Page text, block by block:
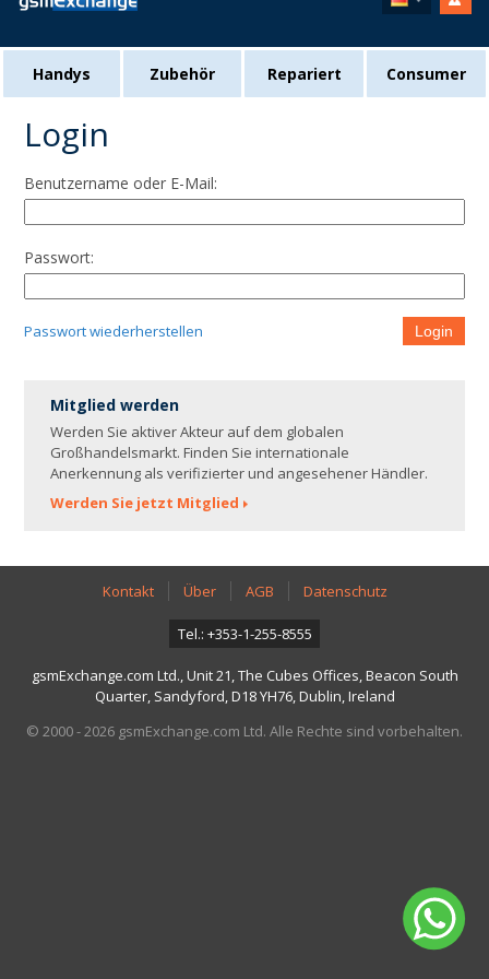
Handys Zubehör Repariert Consumer
Login
Benutzername oder E-Mail:
Passwort:
Passwort wiederherstellen Login
Mitglied werden
Werden Sie aktiver Akteur auf dem globalen
Großhandelsmarkt. Finden Sie internationale
Anerkennung als verifizierter und angesehener Händler.
Werden Sie jetzt Mitglied
Kontakt Über AGB Datenschutz
Tel.: +353-1-255-8555
gsmExchange.com Ltd., Unit 21, The Cubes Offices, Beacon South
Quarter, Sandyford, D18 YH76, Dublin, Ireland
© 2000 - 2026 gsmExchange.com Ltd. Alle Rechte sind vorbehalten.